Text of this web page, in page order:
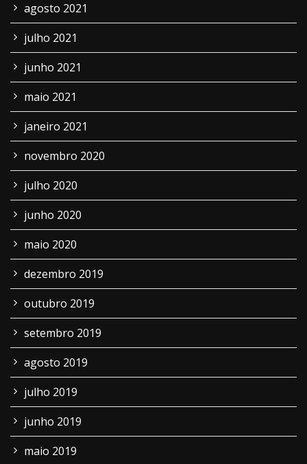
agosto 2021
julho 2021
junho 2021
maio 2021
janeiro 2021
novembro 2020
julho 2020
junho 2020
maio 2020
dezembro 2019
outubro 2019
setembro 2019
agosto 2019
julho 2019
junho 2019
maio 2019